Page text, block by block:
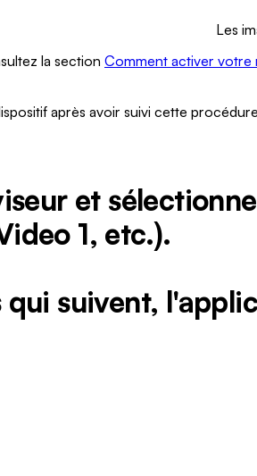
Les
la section Comment activer votre
après avoir suivi cette
et
1, etc.).
qui suivent,